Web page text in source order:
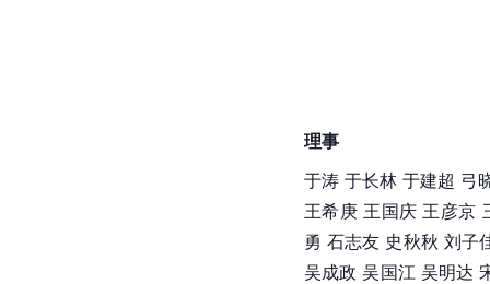
理事
于涛 于长林 于建超 弓
王希庚 王国庆 王彦京
勇 石志友 史秋秋 刘子
吴成政 吴国江 吴明达